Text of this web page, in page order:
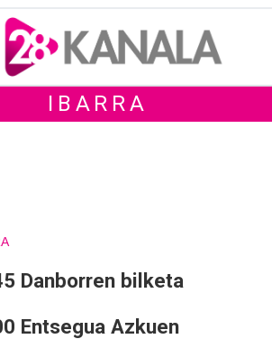
IBARRA
Danborren bilketa
Entsegua Azkuen